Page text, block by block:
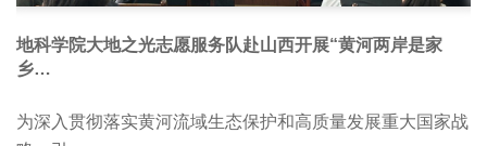
地科学院大地之光志愿服务队赴山西开展“黄河两岸是家
乡…
为深入贯彻落实黄河流域生态保护和高质量发展重大国家战